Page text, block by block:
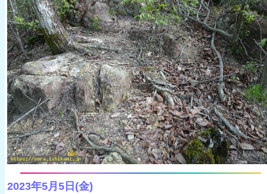
2023年5月5日(金)